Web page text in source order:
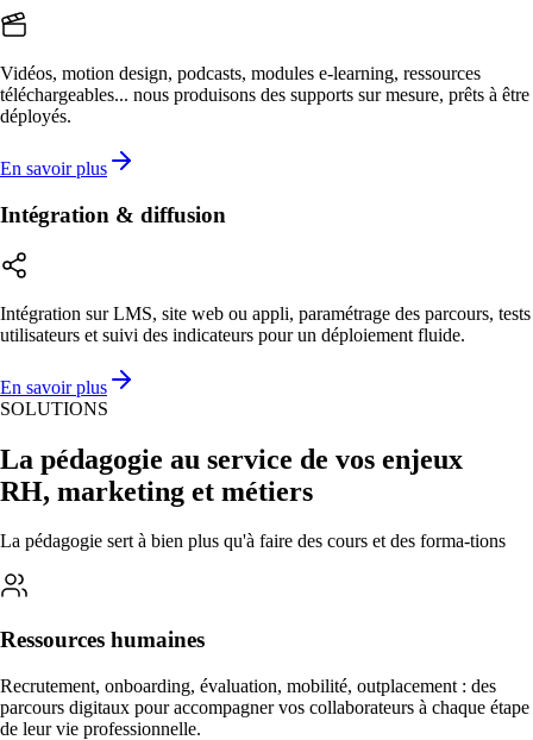
Vidéos, motion design, podcasts, modules e-learning, ressources
téléchargeables... nous produisons des supports sur mesure, prêts à être
déployés.
En savoir plus
Intégration & diffusion
Intégration sur LMS, site web ou appli, paramétrage des parcours, tests
utilisateurs et suivi des indicateurs pour un déploiement fluide.
En savoir plus
SOLUTIONS
La pédagogie au service de vos enjeux
RH, marketing et métiers
La pédagogie sert à bien plus qu'à faire des cours et des forma-tions
Ressources humaines
Recrutement, onboarding, évaluation, mobilité, outplacement : des
parcours digitaux pour accompagner vos collaborateurs à chaque étape
de leur vie professionnelle.